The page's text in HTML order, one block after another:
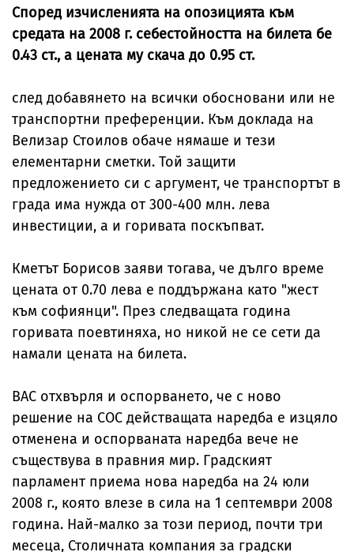
Според изчисленията на опозицията към
средата на 2008 г. себестойността на билета бе
0.43 ст., а цената му скача до 0.95 ст.
след добавянето на всички обосновани или не
транспортни преференции. Към доклада на
Велизар Стоилов обаче нямаше и тези
елементарни сметки. Той защити
предложението си с аргумент, че транспортът в
града има нужда от 300-400 млн. лева
инвестиции, а и горивата поскъпват.
Кметът Борисов заяви тогава, че дълго време
цената от 0.70 лева е поддържана като "жест
към софиянци". През следващата година
горивата поевтиняха, но никой не се сети да
намали цената на билета.
ВАС отхвърля и оспорването, че с ново
решение на СОС действащата наредба е изцяло
отменена и оспорваната наредба вече не
съществува в правния мир. Градският
парламент приема нова наредба на 24 юли
2008 г., която влезе в сила на 1 септември 2008
година. Най-малко за този период, почти три
месеца, Столичната компания за градски